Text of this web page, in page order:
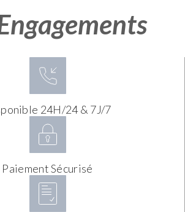
24H/24 & 7J/7
Paiement Sécurisé